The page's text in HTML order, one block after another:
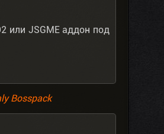
или JSGME аддон под
Bosspack